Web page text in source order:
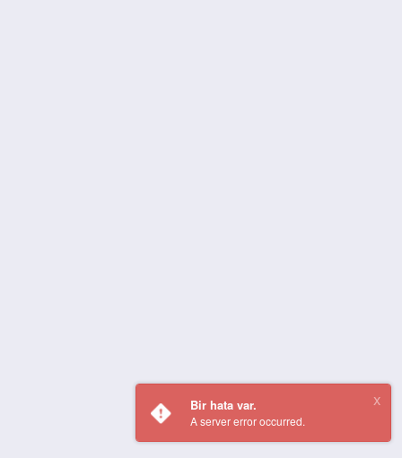
Bir hata var.
A server error occurred.